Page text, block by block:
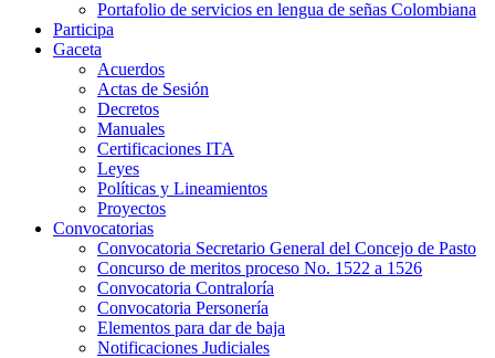
Portafolio de servicios en lengua de señas Colombiana
Participa
Gaceta
Acuerdos
Actas de Sesión
Decretos
Manuales
Certificaciones ITA
Leyes
Políticas y Lineamientos
Proyectos
Convocatorias
Convocatoria Secretario General del Concejo de Pasto
Concurso de meritos proceso No. 1522 a 1526
Convocatoria Contraloría
Convocatoria Personería
Elementos para dar de baja
Notificaciones Judiciales